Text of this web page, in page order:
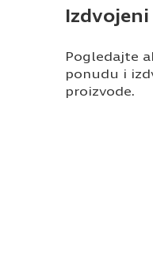
Pogledajte
ponudu i
proizvode.